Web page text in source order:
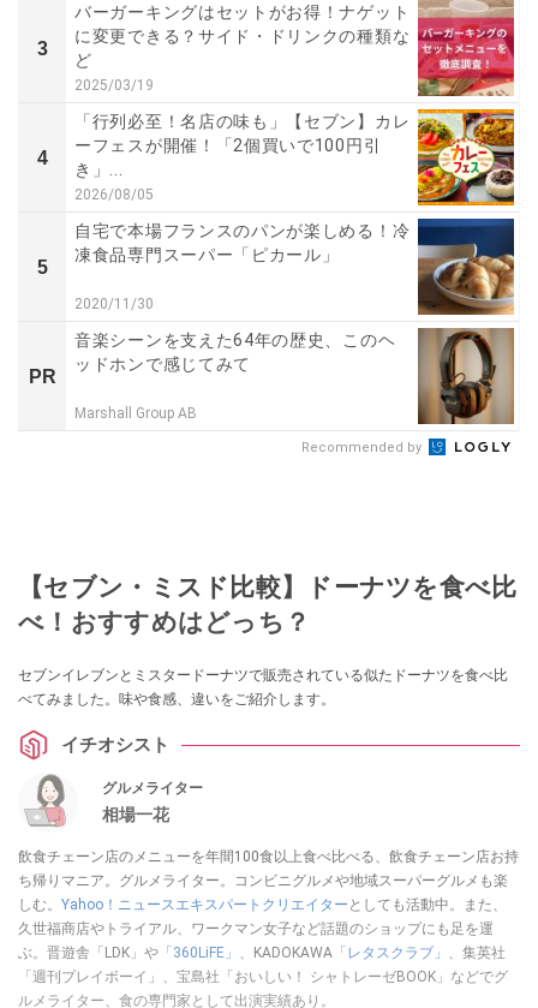
3
バーガーキングはセットがお得！ナゲット
に変更できる？サイド・ドリンクの種類な
ど
2025/03/19
4
「行列必至！名店の味も」【セブン】カレ
ーフェスが開催！「2個買いで100円引
き」...
2026/08/05
5
自宅で本場フランスのパンが楽しめる！冷
凍食品専門スーパー「ピカール」
2020/11/30
PR
音楽シーンを支えた64年の歴史、このヘ
ッドホンで感じてみて
Marshall Group AB
Recommended by
【セブン・ミスド比較】ドーナツを食べ比
べ！おすすめはどっち？
セブンイレブンとミスタードーナツで販売されている似たドーナツを食べ比
べてみました。味や食感、違いをご紹介します。
イチオシスト
グルメライター
相場一花
飲食チェーン店のメニューを年間100食以上食べ比べる、飲食チェーン店お持
ち帰りマニア。グルメライター。コンビニグルメや地域スーパーグルメも楽
しむ。 Yahoo！ニュースエキスパートクリエイター としても活動中。また、
久世福商店やトライアル、ワークマン女子など話題のショップにも足を運
ぶ。晋遊舎「LDK」や 「360LiFE」 、KADOKAWA 「レタスクラブ」 、集英社
「週刊プレイボーイ」、宝島社「おいしい！ シャトレーゼBOOK」などでグ
ルメライター、食の専門家として出演実績あり。